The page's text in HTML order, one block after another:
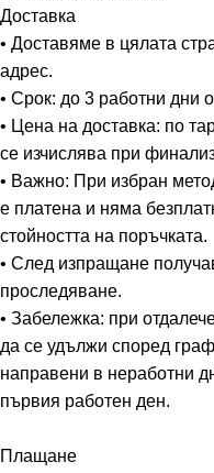
Доставка
• Доставяме в цялата
адрес.
• Срок: до 3 работни дни
• Цена на доставка: по
се изчислява при
• Важно: При избран
е платена и няма
стойността на поръчката.
• След изпращане
проследяване.
• Забележка: при
да се удължи според
направени в неработни
първия работен ден.
Плащане